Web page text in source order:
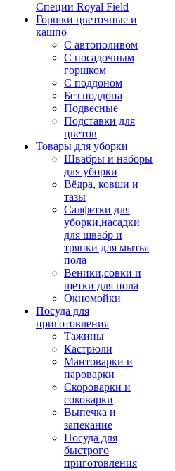
Специи Royal Field
Горшки цветочные и
кашпо
С автополивом
С посадочным
горшком
С поддоном
Без поддона
Подвесные
Подставки для
цветов
Товары для уборки
Швабры и наборы
для уборки
Вёдра, ковши и
тазы
Салфетки для
уборки,насадки
для швабр и
тряпки для мытья
пола
Веники,совки и
щетки для пола
Окномойки
Посуда для
приготовления
Тажины
Кастрюли
Мантоварки и
пароварки
Скороварки и
соковарки
Выпечка и
запекание
Посуда для
быстрого
приготовления